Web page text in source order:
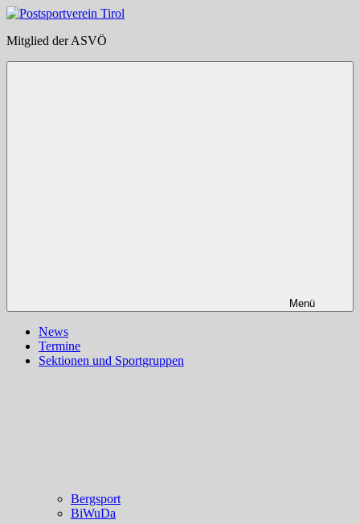
Zum
springen
Postsportverein
Mitglied der ASVÖ
Menü
News
Termine
Sektionen und Sportgruppen
Bergsport
BiWuDa